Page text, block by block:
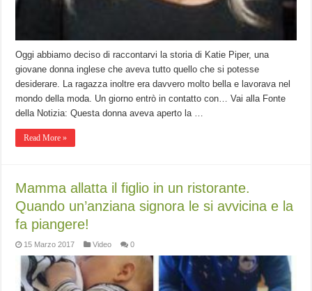
Oggi abbiamo deciso di raccontarvi la storia di Katie Piper, una
giovane donna inglese che aveva tutto quello che si potesse
desiderare. La ragazza inoltre era davvero molto bella e lavorava nel
mondo della moda. Un giorno entrò in contatto con… Vai alla Fonte
della Notizia: Questa donna aveva aperto la …
Read More »
Mamma allatta il figlio in un ristorante.
Quando un’anziana signora le si avvicina e la
fa piangere!
15 Marzo 2017 Video 0